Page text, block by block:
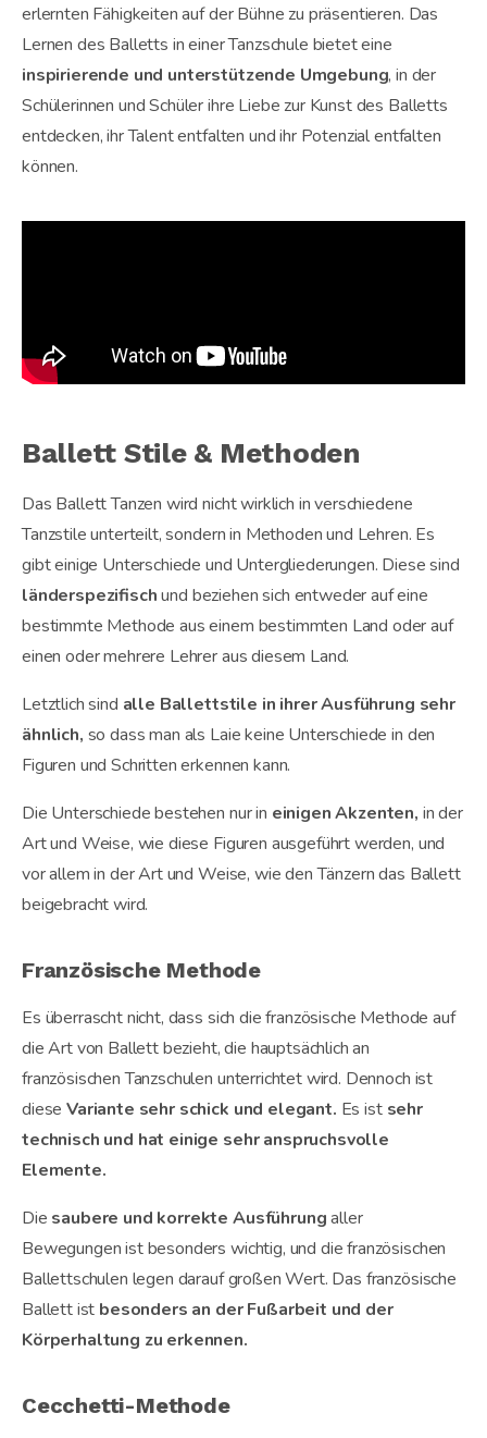
erlernten Fähigkeiten auf der Bühne zu präsentieren. Das
Lernen des Balletts in einer Tanzschule bietet eine
inspirierende und unterstützende Umgebung, in der
Schülerinnen und Schüler ihre Liebe zur Kunst des Balletts
entdecken, ihr Talent entfalten und ihr Potenzial entfalten
können.
Ballett Stile & Methoden
Das Ballett Tanzen wird nicht wirklich in verschiedene
Tanzstile unterteilt, sondern in Methoden und Lehren. Es
gibt einige Unterschiede und Untergliederungen. Diese sind
länderspezifischund beziehen sich entweder auf eine
bestimmte Methode aus einem bestimmten Land oder auf
einen oder mehrere Lehrer aus diesem Land.
Letztlich sind alle Ballettstile in ihrer Ausführung sehr
ähnlich, so dass man als Laie keine Unterschiede in den
Figuren und Schritten erkennen kann.
Die Unterschiede bestehen nur in einigen Akzenten, in der
Art und Weise, wie diese Figuren ausgeführt werden, und
vor allem in der Art und Weise, wie den Tänzern das Ballett
beigebracht wird.
Französische Methode
Es überrascht nicht, dass sich die französische Methode auf
die Art von Ballett bezieht, die hauptsächlich an
französischen Tanzschulen unterrichtet wird. Dennoch ist
dieseVariante sehr schick und elegant. Es ist sehr
technisch und hat einige sehr anspruchsvolle
Elemente.
Die saubere und korrekte Ausführungaller
Bewegungen ist besonders wichtig, und die französischen
Ballettschulen legen darauf großen Wert. Das französische
Ballett ist besonders an der Fußarbeit und der
Körperhaltung zu erkennen.
Cecchetti-Methode